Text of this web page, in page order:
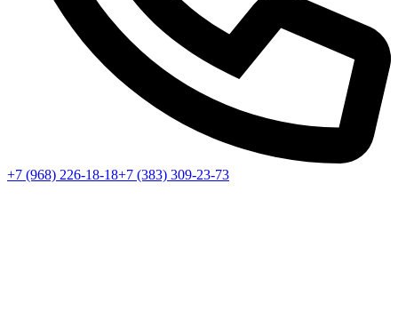
+7 (968) 226-18-18+7 (383) 309-23-73